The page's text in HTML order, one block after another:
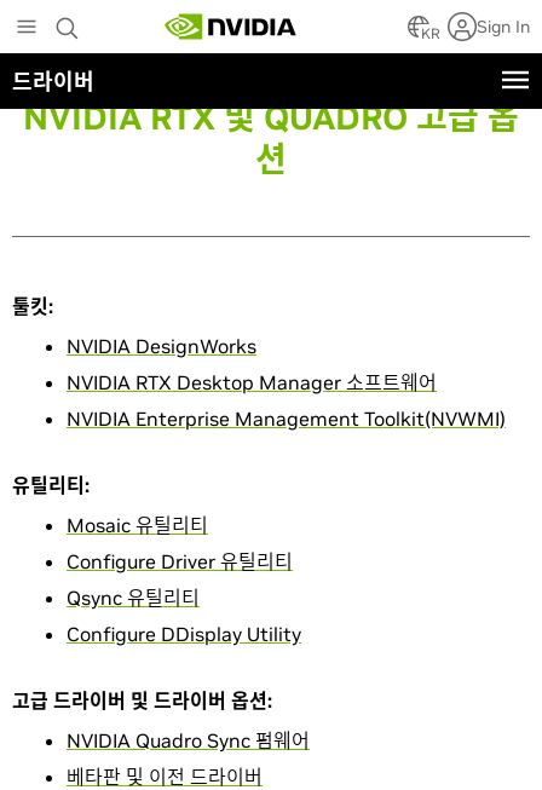
to
main
content
KR Sign In
드라이버
NVIDIA RTX 및 QUADRO 고급 옵
션
툴킷:
NVIDIA DesignWorks
NVIDIA RTX Desktop Manager 소프트웨어
NVIDIA Enterprise Management Toolkit(NVWMI)
유틸리티:
Mosaic 유틸리티
Configure Driver 유틸리티
Qsync 유틸리티
Configure DDisplay Utility
고급 드라이버 및 드라이버 옵션:
NVIDIA Quadro Sync 펌웨어
베타판 및 이전 드라이버